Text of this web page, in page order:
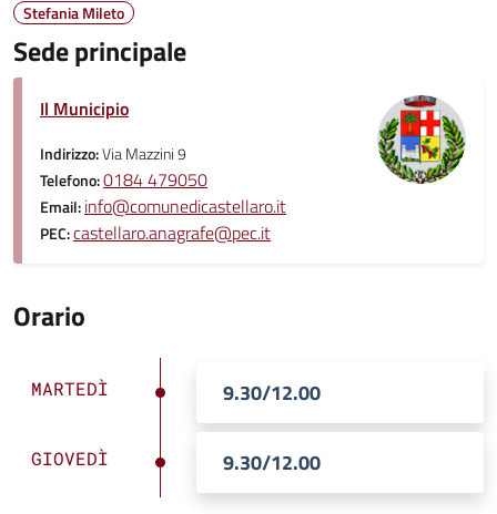
Stefania Mileto
Sede principale
Il Municipio
Indirizzo:Via Mazzini 9
Telefono:0184 479050
Email:info@comunedicastellaro.it
PEC:castellaro.anagrafe@pec.it
Orario
MARTEDÌ 9.30/12.00
GIOVEDÌ 9.30/12.00